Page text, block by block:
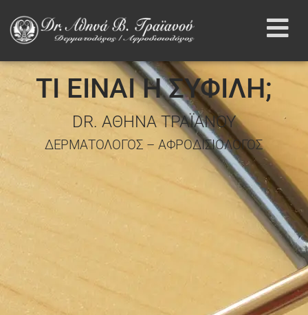
ΤΙ ΕΙΝΑΙ Η ΣΥΦΙΛΗ;
DR. ΑΘΗΝΑ ΤΡΑΪΑΝΟΥ
ΔΕΡΜΑΤΟΛΟΓΟΣ – ΑΦΡΟΔΙΣΙΟΛΟΓΟΣ